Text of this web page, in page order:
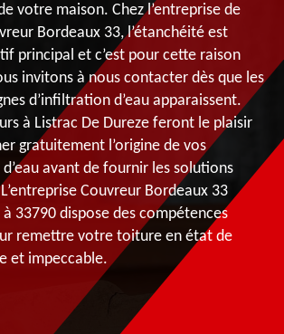
votre maison. Chez l’entreprise de
Bordeaux 33, l’étanchéité est
principal et c’est pour cette raison
invitons à nous contacter dès que les
d’infiltration d’eau apparaissent.
à Listrac De Dureze feront le plaisir
gratuitement l’origine de vos
avant de fournir les solutions
Couvreur Bordeaux 33
33790 dispose des compétences
remettre votre toiture en état de
et impeccable.